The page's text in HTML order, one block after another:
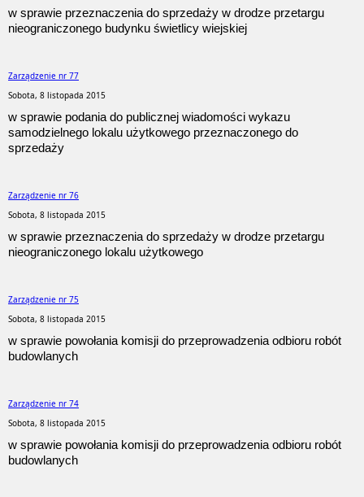
w sprawie przeznaczenia do sprzedaży w drodze przetargu
nieograniczonego budynku świetlicy wiejskiej
Zarządzenie nr 77
Sobota, 8 listopada 2015
w sprawie podania do publicznej wiadomości wykazu
samodzielnego lokalu użytkowego przeznaczonego do
sprzedaży
Zarządzenie nr 76
Sobota, 8 listopada 2015
w sprawie przeznaczenia do sprzedaży w drodze przetargu
nieograniczonego lokalu użytkowego
Zarządzenie nr 75
Sobota, 8 listopada 2015
w sprawie powołania komisji do przeprowadzenia odbioru robót
budowlanych
Zarządzenie nr 74
Sobota, 8 listopada 2015
w sprawie powołania komisji do przeprowadzenia odbioru robót
budowlanych